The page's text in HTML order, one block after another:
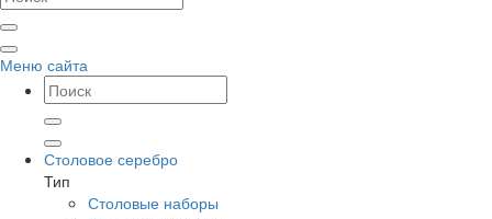
Меню сайта
Столовое серебро
Тип
Столовые наборы